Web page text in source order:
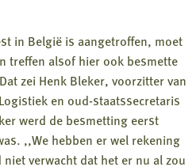
in België is aangetroffen, moet
treffen alsof hier ook besmette
zei Henk Bleker, voorzitter van
en oud-staatssecretaris
werd de besmetting eerst
,,We hebben er wel rekening
verwacht dat het er nu al zou